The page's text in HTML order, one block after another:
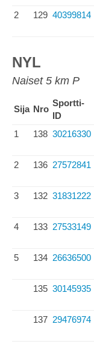
2
129 40399814
NYL
Naiset 5 km P
Sija Nro
Sportti-
ID
1 138 30216330
2 136 27572841
3 132 31831222
4 133 27533149
5 134 26636500
135 30145935
137 29476974